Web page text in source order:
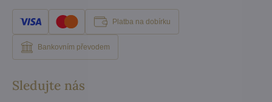
Platba na dobírku
Bankovním převodem
Sledujte nás